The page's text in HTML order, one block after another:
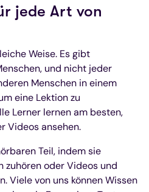
jede Art von
Weise. Es gibt
und nicht jeder
Menschen in einem
eine Lektion zu
Lerner lernen am besten,
Videos ansehen.
Teil, indem sie
zuhören oder Videos und
Viele von uns können Wissen